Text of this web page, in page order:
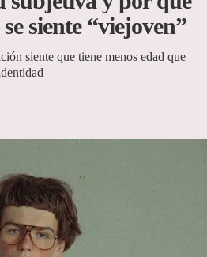
siente “viejoven”
siente que tiene menos edad que